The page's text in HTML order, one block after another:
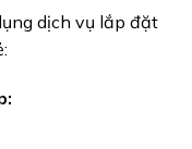
dịch vụ lắp đặt